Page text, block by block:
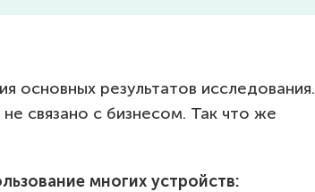
основных результатов исследования.
связано с бизнесом. Так что же
многих устройств: